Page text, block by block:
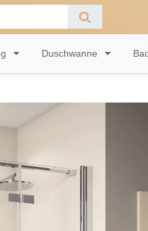
Duschwanne